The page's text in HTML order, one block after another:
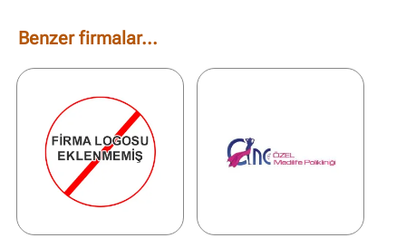
Benzer firmalar...